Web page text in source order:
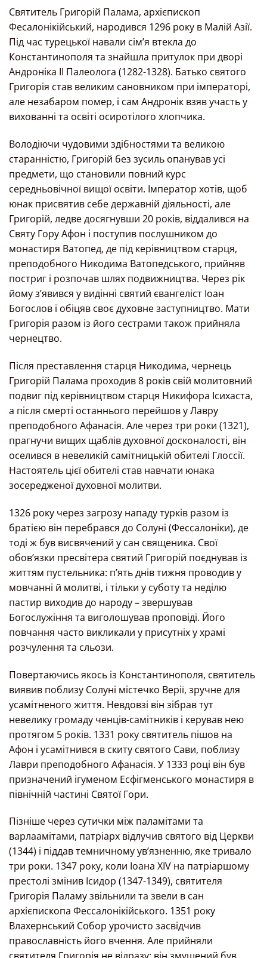
Святитель Григорій Палама, архієпископ
Фесалонікійський, народився 1296 року в Малій Азії.
Під час турецької навали сім’я втекла до
Константинополя та знайшла притулок при дворі
Андроніка II Палеолога (1282-1328). Батько святого
Григорія став великим сановником при імператорі,
але незабаром помер, і сам Андронік взяв участь у
вихованні та освіті осиротілого хлопчика.
Володіючи чудовими здібностями та великою
старанністю, Григорій без зусиль опанував усі
предмети, що становили повний курс
середньовічної вищої освіти. Імператор хотів, щоб
юнак присвятив себе державній діяльності, але
Григорій, ледве досягнувши 20 років, віддалився на
Святу Гору Афон і поступив послушником до
монастиря Ватопед, де під керівництвом старця,
преподобного Никодима Ватопедського, прийняв
постриг і розпочав шлях подвижництва. Через рік
йому з’явився у видінні святий євангеліст Іоан
Богослов і обіцяв своє духовне заступництво. Мати
Григорія разом із його сестрами також прийняла
чернецтво.
Після преставлення старця Никодима, чернець
Григорій Палама проходив 8 років свій молитовний
подвиг під керівництвом старця Никифора Ісихаста,
а після смерті останнього перейшов у Лавру
преподобного Афанасія. Але через три роки (1321),
прагнучи вищих щаблів духовної досконалості, він
оселився в невеликій самітницькій обителі Глоссії.
Настоятель цієї обителі став навчати юнака
зосередженої духовної молитви.
1326 року через загрозу нападу турків разом із
братією він перебрався до Солуні (Фессалоніки), де
тоді ж був висвячений у сан священика. Свої
обов’язки пресвітера святий Григорій поєднував із
життям пустельника: п’ять днів тижня проводив у
мовчанні й молитві, і тільки у суботу та неділю
пастир виходив до народу – звершував
Богослужіння та виголошував проповіді. Його
повчання часто викликали у присутніх у храмі
розчулення та сльози.
Повертаючись якось із Константинополя, святитель
виявив поблизу Солуні містечко Верії, зручне для
усамітненого життя. Невдовзі він зібрав тут
невелику громаду ченців-самітників і керував нею
протягом 5 років. 1331 року святитель пішов на
Афон і усамітнився в скиту святого Сави, поблизу
Лаври преподобного Афанасія. У 1333 році він був
призначений ігуменом Есфігменського монастиря в
північній частині Святої Гори.
Пізніше через сутички між паламітами та
варлаамітами, патріарх відлучив святого від Церкви
(1344) і піддав темничному ув’язненню, яке тривало
три роки. 1347 року, коли Іоана XIV на патріаршому
престолі змінив Ісидор (1347-1349), святителя
Григорія Паламу звільнили та звели в сан
архієпископа Фессалонікійського. 1351 року
Влахернський Собор урочисто засвідчив
православність його вчення. Але прийняли